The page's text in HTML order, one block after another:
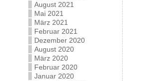
August 2021
Mai 2021
März 2021
Februar 2021
Dezember 2020
August 2020
März 2020
Februar 2020
Januar 2020